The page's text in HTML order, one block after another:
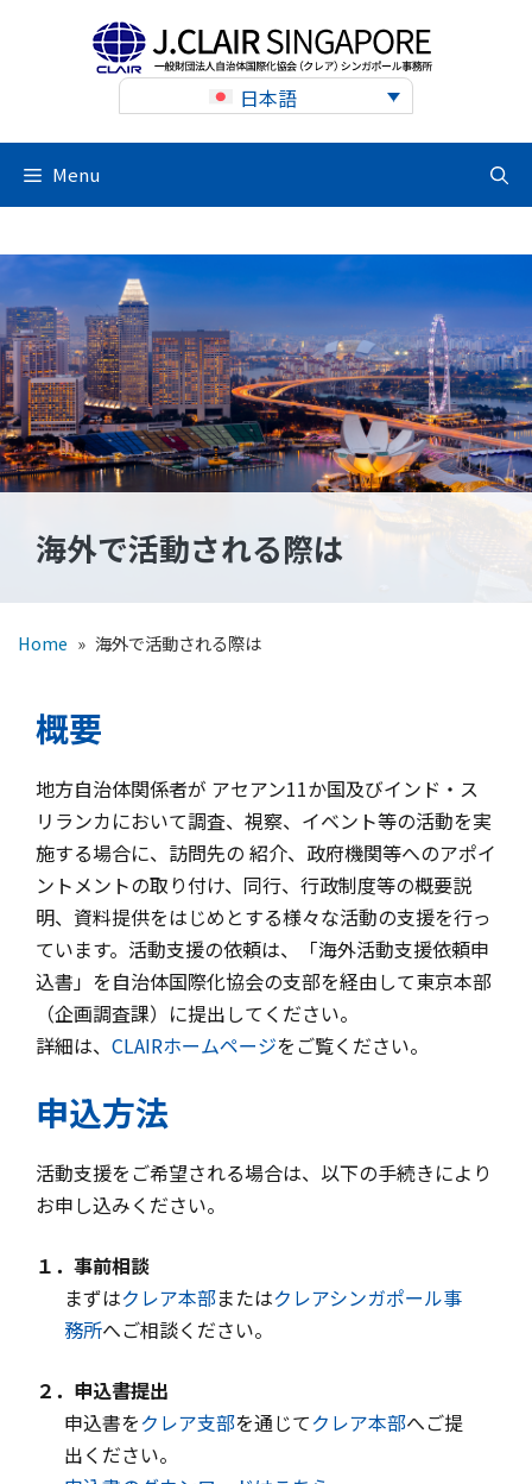
日本語
Menu
海外で活動される際は
Home » 海外で活動される際は
概要
地方自治体関係者が アセアン11か国及びインド・ス
リランカにおいて調査、視察、イベント等の活動を実
施する場合に、訪問先の 紹介、政府機関等へのアポイ
ントメントの取り付け、同行、行政制度等の概要説
明、資料提供をはじめとする様々な活動の支援を行っ
ています。活動支援の依頼は、「海外活動支援依頼申
込書」を自治体国際化協会の支部を経由して東京本部
（企画調査課）に提出してください。
詳細は、 CLAIRホームページをご覧ください。
申込方法
活動支援をご希望される場合は、以下の手続きにより
お申し込みください。
１．事前相談
まずはクレア本部またはクレアシンガポール事
務所へご相談ください。
２．申込書提出
申込書をクレア支部を通じてクレア本部へご提
出ください。